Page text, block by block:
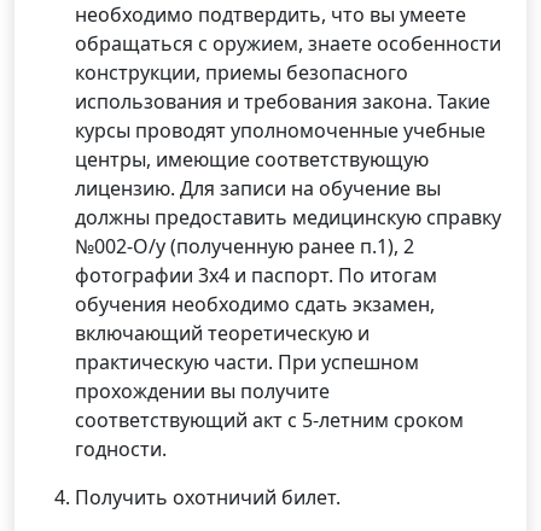
необходимо подтвердить, что вы умеете
обращаться с оружием, знаете особенности
конструкции, приемы безопасного
использования и требования закона. Такие
курсы проводят уполномоченные учебные
центры, имеющие соответствующую
лицензию. Для записи на обучение вы
должны предоставить медицинскую справку
№002-О/у (полученную ранее п.1), 2
фотографии 3х4 и паспорт. По итогам
обучения необходимо сдать экзамен,
включающий теоретическую и
практическую части. При успешном
прохождении вы получите
соответствующий акт с 5-летним сроком
годности.
Получить охотничий билет.